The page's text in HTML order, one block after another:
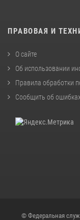
ПРАВОВАЯ И
О сайте
Об использовании
Правила обработки
Сообщить об
© Федеральная